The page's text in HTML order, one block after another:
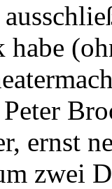
ernst
zwei